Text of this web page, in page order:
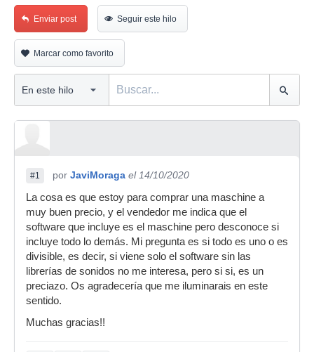
Enviar post Seguir este hilo
Marcar como favorito
#1 por JaviMoraga el 14/10/2020
La cosa es que estoy para comprar una maschine a
muy buen precio, y el vendedor me indica que el
software que incluye es el maschine pero desconoce si
incluye todo lo demás. Mi pregunta es si todo es uno o es
divisible, es decir, si viene solo el software sin las
librerías de sonidos no me interesa, pero si si, es un
preciazo. Os agradecería que me iluminarais en este
sentido.
Muchas gracias!!